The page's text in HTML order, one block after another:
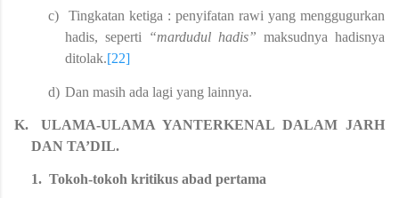
c)
Tingkatan ketiga : penyifatan rawi yang menggugurkan
hadis, seperti “mardudul hadis” maksudnya hadisnya
ditolak.[22]
d) Dan masih ada lagi yang lainnya.
K.
ULAMA-ULAMA YANTERKENAL DALAM JARH
DAN TA’DIL.
1. Tokoh-tokoh kritikus abad pertama